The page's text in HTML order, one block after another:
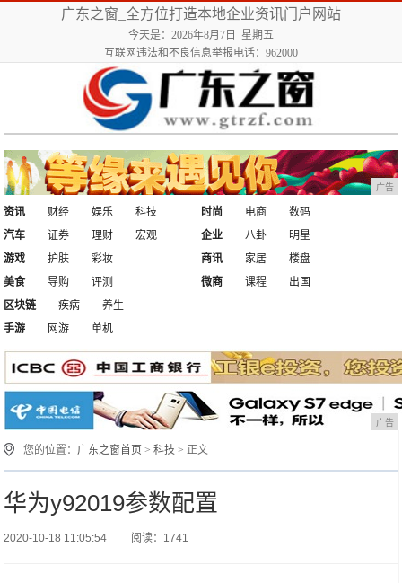
广东之窗_全方位打造本地企业资讯门户网站
今天是：2026年8月7日 星期五
互联网违法和不良信息举报电话：962000
广告
资讯 财经 娱乐
科技
汽车
证券 理财 宏观
时尚 电商
数码
企业
八卦
明星
游戏
护肤
彩妆
美食
导购 评测
商讯 家居
楼盘
微商
课程
出国
区块链
疾病
养生
手游
网游 单机
广告
您的位置： 广东之窗首页 >科技 > 正文
华为y92019参数配置
2020-10-18 11:05:54 阅读：1741